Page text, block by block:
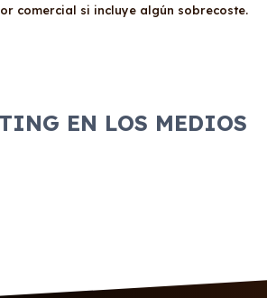
comercial si incluye algún sobrecoste.
EN LOS MEDIOS